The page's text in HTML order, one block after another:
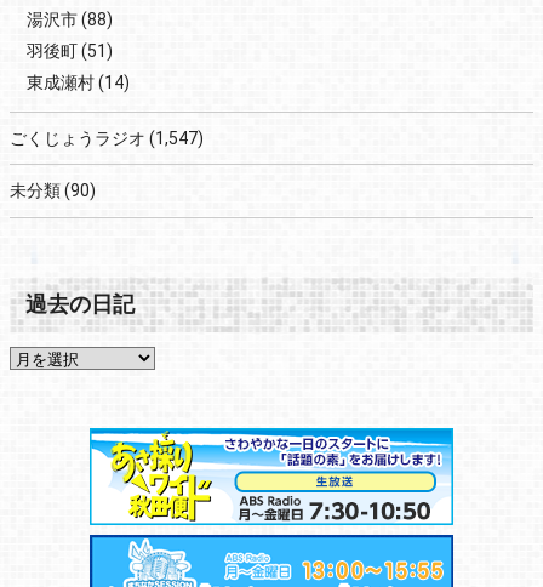
湯沢市(88)
羽後町(51)
東成瀬村(14)
ごくじょうラジオ (1,547)
未分類(90)
過去の日記